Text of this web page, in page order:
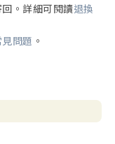
。詳細可閱讀退換
問題 。